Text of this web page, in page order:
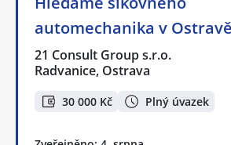
automechanika v
21 Consult Group s.r.o.
Radvanice, Ostrava
30 000 Kč Plný úvazek